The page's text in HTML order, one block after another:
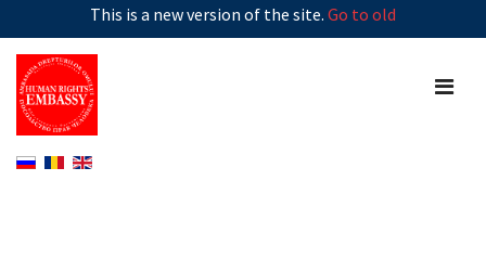
This is a new version of the site. Go to old